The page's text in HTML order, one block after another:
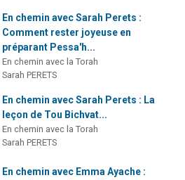
En chemin avec Sarah Perets :
Comment rester joyeuse en
préparant Pessa'h...
En chemin avec la Torah
Sarah PERETS
En chemin avec Sarah Perets : La
leçon de Tou Bichvat...
En chemin avec la Torah
Sarah PERETS
En chemin avec Emma Ayache :